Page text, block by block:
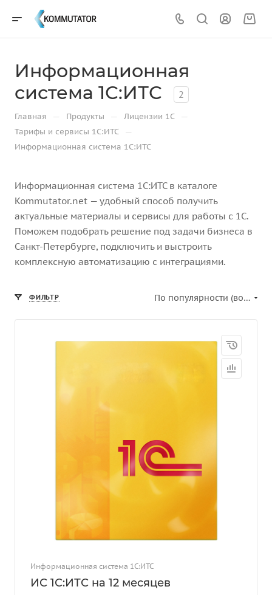
Информационная
система 1С:ИТС
2
Главная — Продукты — Лицензии 1С —
Тарифы и сервисы 1С:ИТС —
Информационная система 1С:ИТС
Информационная система 1С:ИТС в каталоге
Kommutator.net — удобный способ получить
актуальные материалы и сервисы для работы с 1С.
Поможем подобрать решение под задачи бизнеса в
Санкт-Петербурге, подключить и выстроить
комплексную автоматизацию с интеграциями.
ФИЛЬТР По популярности (возрастание)
Информационная система 1С:ИТС
ИС 1С:ИТС на 12 месяцев